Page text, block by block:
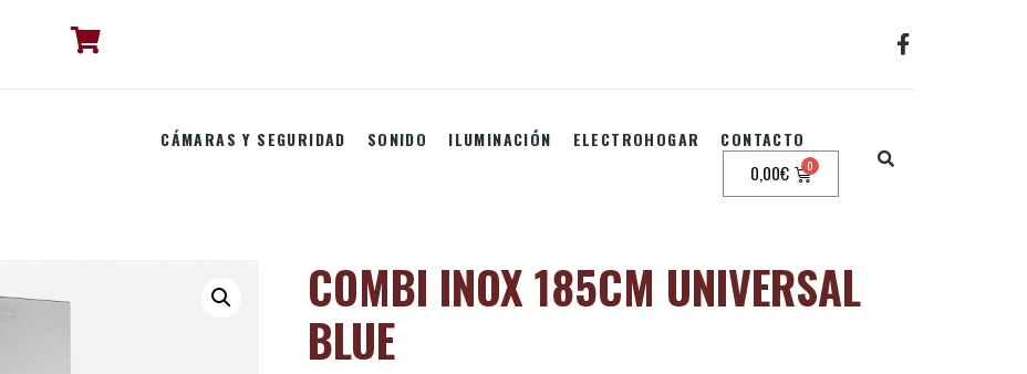
CÁMARAS Y SEGURIDAD SONIDO ILUMINACIÓN ELECTROHOGAR CONTACTO
0,00€
COMBI INOX 185CM UNIVERSAL
BLUE